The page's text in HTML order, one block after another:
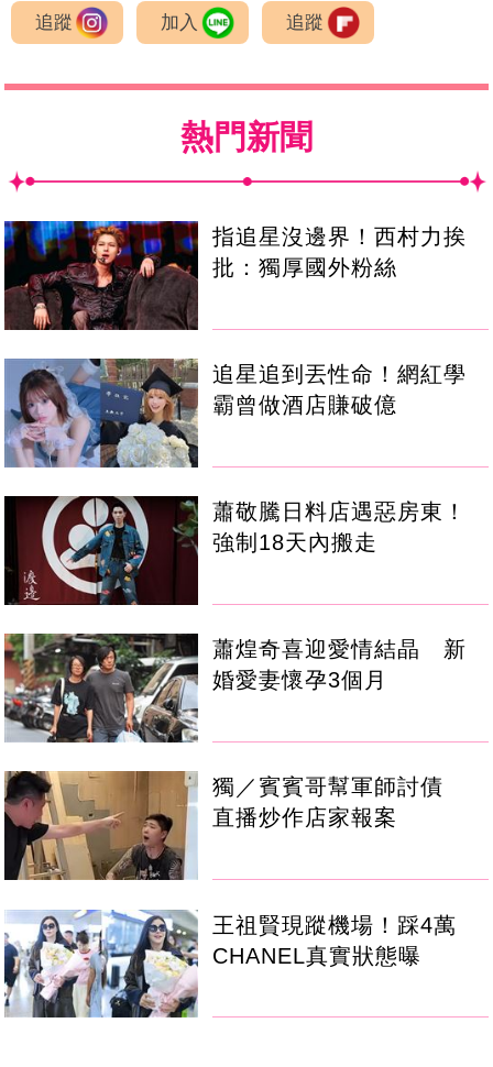
追蹤 加入 追蹤
熱門新聞
指追星沒邊界！西村力挨
批：獨厚國外粉絲
追星追到丟性命！網紅學
霸曾做酒店賺破億
蕭敬騰日料店遇惡房東！
強制18天內搬走
蕭煌奇喜迎愛情結晶 新
婚愛妻懷孕3個月
獨／賓賓哥幫軍師討債
直播炒作店家報案
王祖賢現蹤機場！踩4萬
CHANEL真實狀態曝